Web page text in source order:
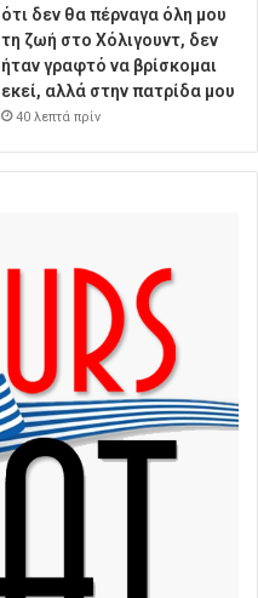
ότι δεν θα πέρναγα όλη μου
τη ζωή στο Χόλιγουντ, δεν
ήταν γραφτό να βρίσκομαι
εκεί, αλλά στην πατρίδα μου
40 λεπτά πρίν